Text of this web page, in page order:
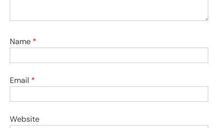
Name *
Email *
Website